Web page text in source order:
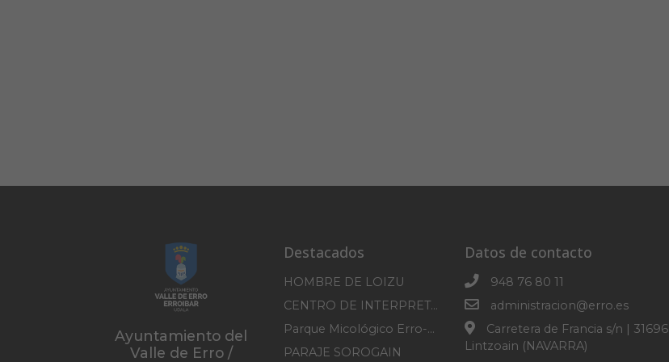
Ayuntamiento del
Valle de Erro /
Destacados
HOMBRE DE LOIZU
CENTRO DE INTERPRETACION DE SOROGAIN
Parque Micológico Erro-Roncesvalles
PARAJE SOROGAIN
Datos de contacto
948 76 80 11
administracion@erro.es
Carretera de Francia s/n | 31696
Lintzoain (NAVARRA)